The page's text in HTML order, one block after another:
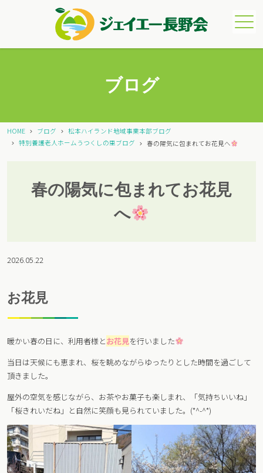
メニュー
ブログ
HOME ブログ
松本ハイランド地域事業本部ブログ
特別養護老人ホームうつくしの里ブログ
春の陽気に包まれてお花見へ
春の陽気に包まれてお花見
へ
2026.05.22
お花見
暖かい春の日に、利用者様とお花見を行いました
当日は天候にも恵まれ、桜を眺めながらゆったりとした時間を過ごして
頂きました。
屋外の空気を感じながら、お茶やお菓子も楽しまれ、「気持ちいいね」
「桜きれいだね」と自然に笑顔も見られていました。(*^-^*)